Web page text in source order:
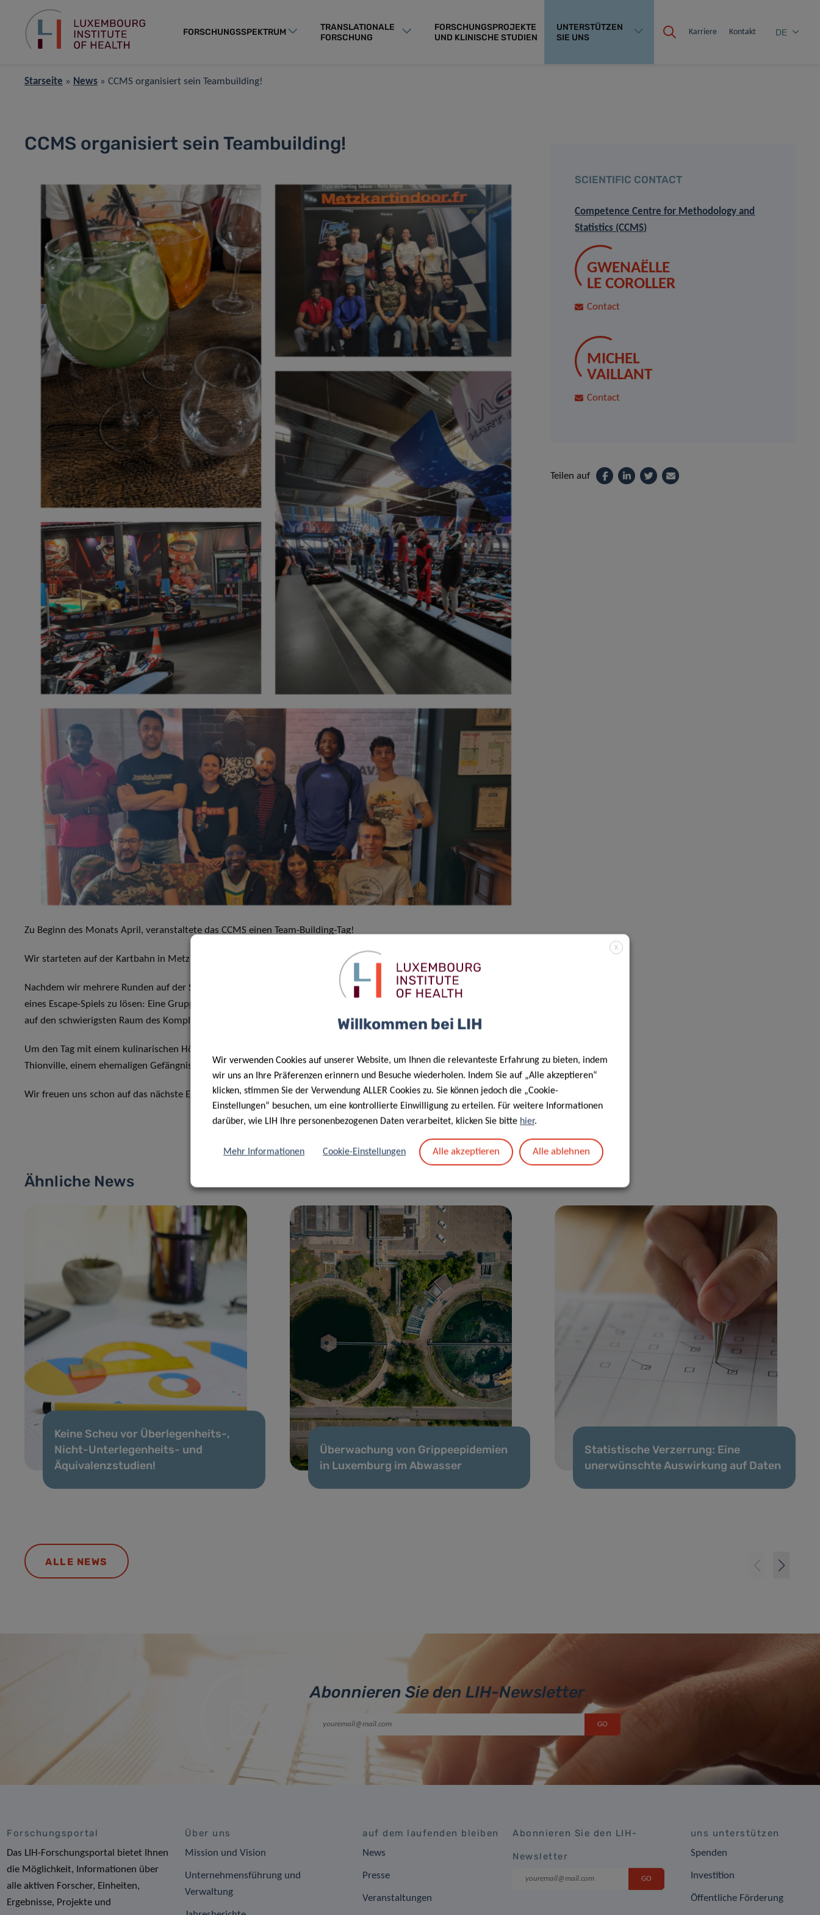
FORSCHUNGSSPEKTRUM
TRANSLATIONALE
FORSCHUNG
FORSCHUNGSPROJEKTE
UND KLINISCHE STUDIEN
UNTERSTÜTZEN
SIE UNS
Karriere Kontakt DE
Starseite » News » CCMS organisiert sein Teambuilding!
CCMS organisiert sein Teambuilding!
Zu Beginn des Monats April, veranstaltete das CCMS einen Team-Building-Tag!
Wir starteten auf der Kartbahn in Metz und erlebten das Adrenalin der Geschwindigkeit und der Überholmanöver!
Nachdem wir mehrere Runden auf der Strecke gedreht hatten, teilte sich das Team in zwei Gruppen, um die Rätsel
eines Escape-Spiels zu lösen: Eine Gruppe schaffte es mit zwei Minuten Vorsprung, während die andere Gruppe leider
auf den schwierigsten Raum des Komplexes stieß und dabei scheiterte.
Um den Tag mit einem kulinarischen Höhepunkt abzuschließen, genossen wir ein Essen im „Prison dorée“ in
Thionville, einem ehemaligen Gefängnis – passend zu unserem früheren Fluchtversuch!
Wir freuen uns schon auf das nächste Event!
SCIENTIFIC CONTACT
Competence Centre for Methodology and
Statistics (CCMS)
GWENAËLLE
LE COROLLER
Contact
MICHEL
VAILLANT
Contact
Teilen auf
Ähnliche News
Keine Scheu vor Überlegenheits-,
Nicht-Unterlegenheits- und
Äquivalenzstudien!
Überwachung von Grippeepidemien
in Luxemburg im Abwasser
Statistische Verzerrung: Eine
unerwünschte Auswirkung auf Daten
ALLE NEWS
Abonnieren Sie den LIH-Newsletter
Forschungsportal
Das LIH-Forschungsportal bietet Ihnen
die Möglichkeit, Informationen über
alle aktiven Forscher, Einheiten,
Ergebnisse, Projekte und
Über uns
Mission und Vision
Unternehmensführung und
Verwaltung
auf dem laufenden bleiben
News
Presse
Veranstaltungen
Abonnieren Sie den LIH-
Newsletter
uns unterstützen
Spenden
Investition
Öffentliche Förderung
X
Willkommen bei LIH
Wir verwenden Cookies auf unserer Website, um Ihnen die relevanteste Erfahrung zu bieten, indem
wir uns an Ihre Präferenzen erinnern und Besuche wiederholen. Indem Sie auf „Alle akzeptieren“
klicken, stimmen Sie der Verwendung ALLER Cookies zu. Sie können jedoch die „Cookie-
Einstellungen“ besuchen, um eine kontrollierte Einwilligung zu erteilen. Für weitere Informationen
darüber, wie LIH Ihre personenbezogenen Daten verarbeitet, klicken Sie bitte hier.
Mehr Informationen Cookie-Einstellungen Alle akzeptieren Alle ablehnen